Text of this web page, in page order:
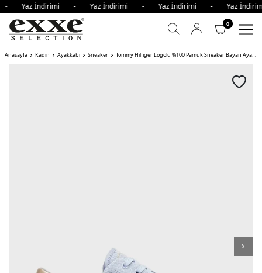
- Yaz İndirimi - Yaz İndirimi - Yaz İndirimi - Yaz
0
Anasayfa Kadın Ayakkabı Sneaker Tommy Hilfiger Logolu %100 Pamuk Sneaker Bayan Ayakkabı AÇIK